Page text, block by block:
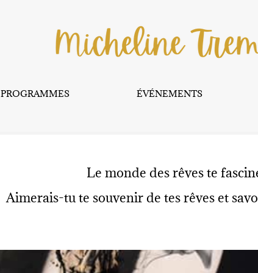
PROGRAMMES ÉVÉNEMENTS
Le monde des rêves te
Aimerais-tu te souvenir de tes rêves et